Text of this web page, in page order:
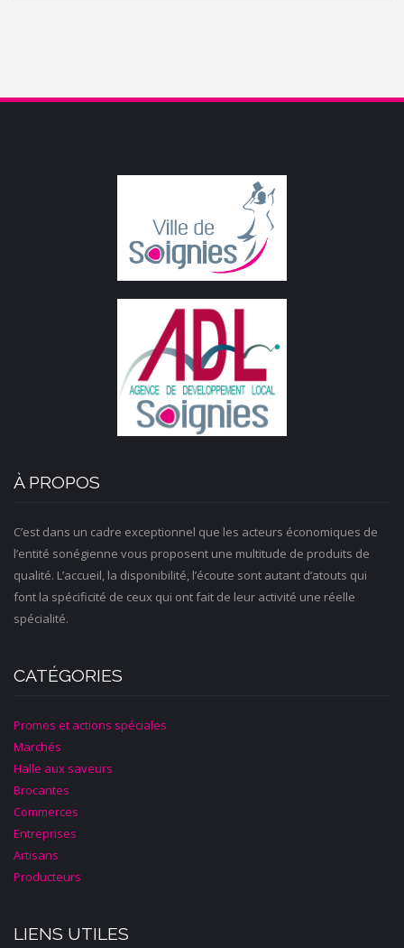
À PROPOS
C’est dans un cadre exceptionnel que les acteurs économiques de
l’entité sonégienne vous proposent une multitude de produits de
qualité. L’accueil, la disponibilité, l’écoute sont autant d’atouts qui
font la spécificité de ceux qui ont fait de leur activité une réelle
spécialité.
CATÉGORIES
Promos et actions spéciales
Marchés
Halle aux saveurs
Brocantes
Commerces
Entreprises
Artisans
Producteurs
LIENS UTILES